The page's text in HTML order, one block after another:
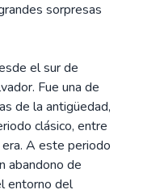
sorpresas
el sur de
Fue una de
de la antigüedad,
clásico, entre
A este periodo
abandono de
entorno del